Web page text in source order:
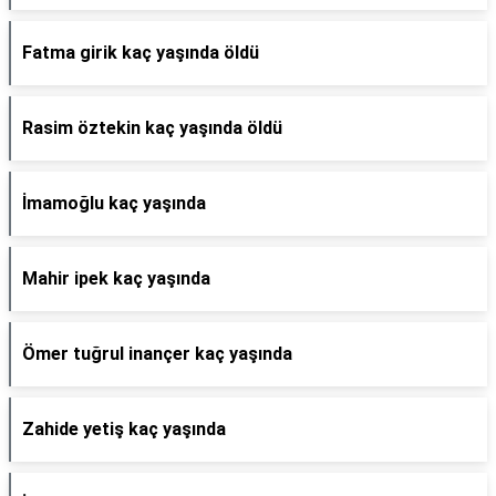
Fatma girik kaç yaşında öldü
Rasim öztekin kaç yaşında öldü
İmamoğlu kaç yaşında
Mahir ipek kaç yaşında
Ömer tuğrul inançer kaç yaşında
Zahide yetiş kaç yaşında